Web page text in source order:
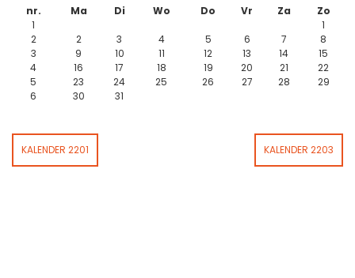
nr. Ma Di Wo Do Vr Za
Zo
1
1
2
2 3 4 5 6 7
8
3
9 10 11 12 13 14
15
4
16 17 18 19 20 21
22
5
23 24 25 26 27 28
29
6
30 31
KALENDER 2201 KALENDER 2203